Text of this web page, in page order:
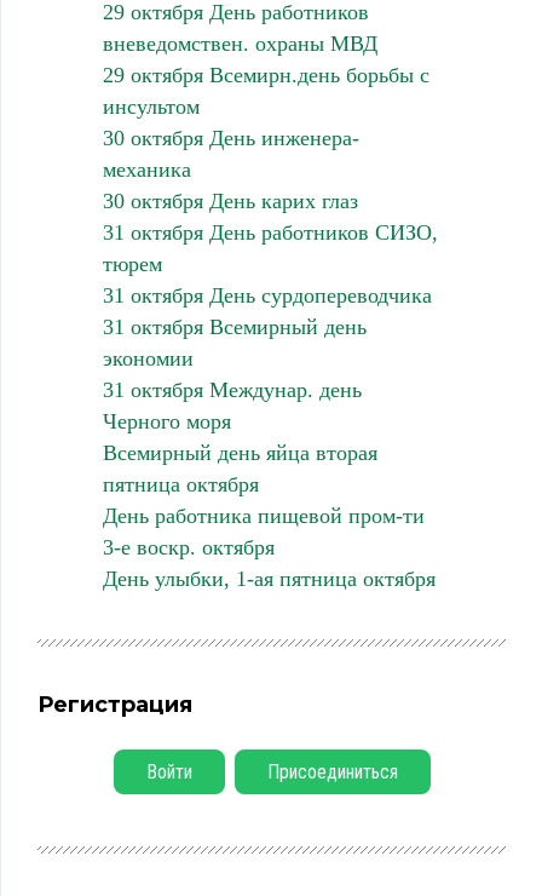
29 октября День работников
вневедомствен. охраны МВД
29 октября Всемирн.день борьбы с
инсультом
30 октября День инженера-
механика
30 октября День карих глаз
31 октября День работников СИЗО,
тюрем
31 октября День сурдопереводчика
31 октября Всемирный день
экономии
31 октября Междунар. день
Черного моря
Всемирный день яйца вторая
пятница октября
День работника пищевой пром-ти
3-е воскр. октября
День улыбки, 1-ая пятница октября
Регистрация
Войти Присоединиться